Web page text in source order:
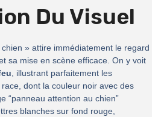
Du Visuel
» attire immédiatement le regard
sa mise en scène efficace. On y voit
, illustrant parfaitement les
dont la couleur noir avec des
“panneau attention au chien”
blanches sur fond rouge,